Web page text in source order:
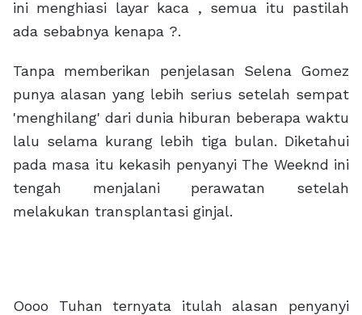
ini menghiasi layar kaca , semua itu pastilah
ada sebabnya kenapa ?.
Tanpa memberikan penjelasan Selena Gomez
punya alasan yang lebih serius setelah sempat
'menghilang' dari dunia hiburan beberapa waktu
lalu selama kurang lebih tiga bulan. Diketahui
pada masa itu kekasih penyanyi The Weeknd ini
tengah menjalani perawatan setelah
melakukan transplantasi ginjal.
Oooo Tuhan ternyata itulah alasan penyanyi